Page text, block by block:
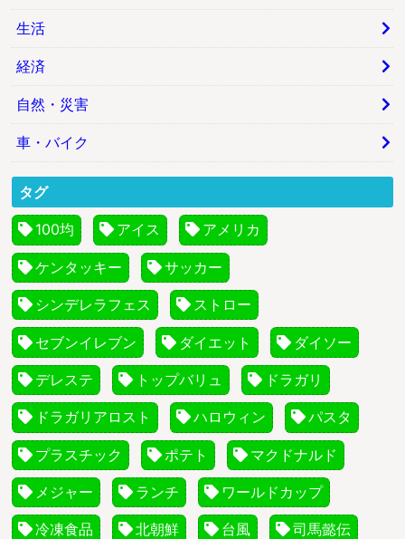
生活
経済
自然・災害
車・バイク
タグ
100均 アイス アメリカ
ケンタッキー サッカー
シンデレラフェス ストロー
セブンイレブン ダイエット ダイソー
デレステ トップバリュ ドラガリ
ドラガリアロスト ハロウィン パスタ
プラスチック ポテト マクドナルド
メジャー ランチ ワールドカップ
冷凍食品 北朝鮮 台風 司馬懿伝